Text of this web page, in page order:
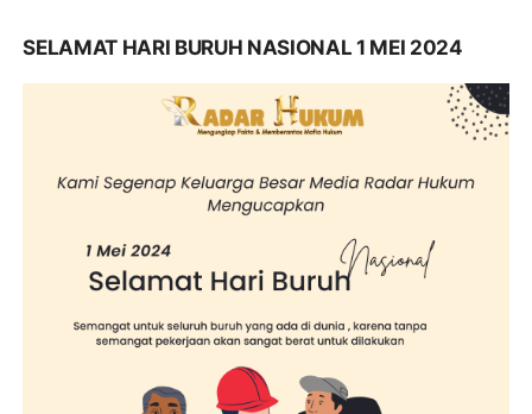
SELAMAT HARI BURUH NASIONAL 1 MEI 2024